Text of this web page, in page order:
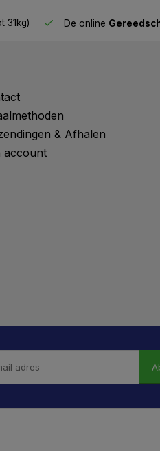
31kg) De online
& Afhalen
account
gemaaid naar €5 korting!
onderweg naar je mailbox.